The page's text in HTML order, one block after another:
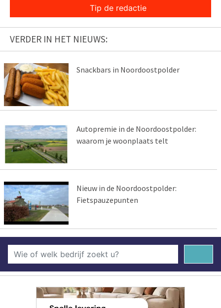
Tip de redactie
VERDER IN HET NIEUWS:
Snackbars in Noordoostpolder
Autopremie in de Noordoostpolder:
waarom je woonplaats telt
Nieuw in de Noordoostpolder:
Fietspauzepunten